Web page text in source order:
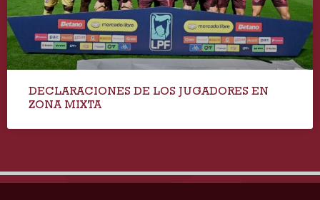
DECLARACIONES DE LOS JUGADORES EN
ZONA MIXTA